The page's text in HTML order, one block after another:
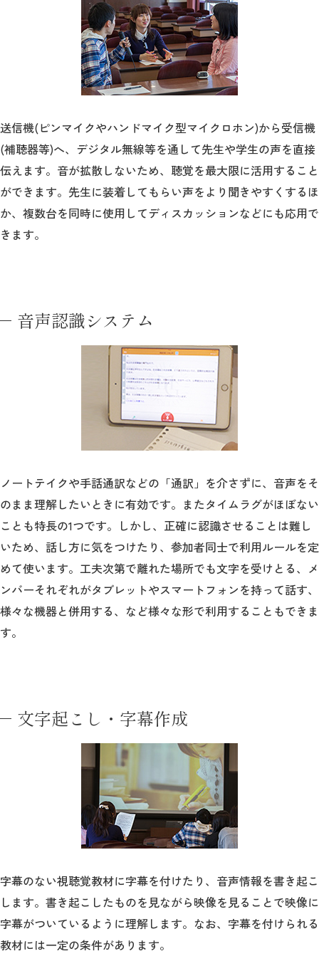
送信機(ピンマイクやハンドマイク型マイクロホン)から受信機
(補聴器等)へ、デジタル無線等を通して先生や学生の声を直接
伝えます。音が拡散しないため、聴覚を最大限に活用すること
ができます。先生に装着してもらい声をより聞きやすくするほ
か、複数台を同時に使用してディスカッションなどにも応用で
きます。
音声認識システム
ノートテイクや手話通訳などの「通訳」を介さずに、音声をそ
のまま理解したいときに有効です。またタイムラグがほぼない
ことも特長の1つです。しかし、正確に認識させることは難し
いため、話し方に気をつけたり、参加者同士で利用ルールを定
めて使います。工夫次第で離れた場所でも文字を受けとる、メ
ンバーそれぞれがタブレットやスマートフォンを持って話す、
様々な機器と併用する、など様々な形で利用することもできま
す。
文字起こし・字幕作成
字幕のない視聴覚教材に字幕を付けたり、音声情報を書き起こ
します。書き起こしたものを見ながら映像を見ることで映像に
字幕がついているように理解します。なお、字幕を付けられる
教材には一定の条件があります。